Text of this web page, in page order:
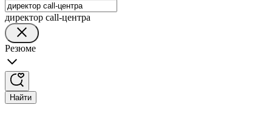
директор call-центра
Резюме
Найти